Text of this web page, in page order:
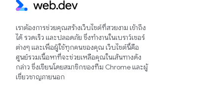
เราต้องการช่วยคุณสร้างเว็บไซต์ที่สวยงาม เข้าถึง
ได้ รวดเร็ว และปลอดภัย ซึ่งทำงานในเบราว์เซอร์
ต่างๆ และเพื่อผู้ใช้ทุกคนของคุณ เว็บไซต์นี้คือ
ศูนย์รวมเนื้อหาที่จะช่วยเหลือคุณในเส้นทางดัง
กล่าว ซึ่งเขียนโดยสมาชิกของทีม Chrome และผู้
เชี่ยวชาญภายนอก